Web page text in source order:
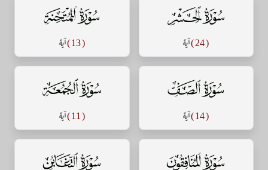
سورة الحشر
( 24 ) آية
سورة الممتحنة
( 13 ) آية
سورة الصف
( 14 ) آية
سورة الجمعة
( 11 ) آية
سورة المنافقون سورة التغابن